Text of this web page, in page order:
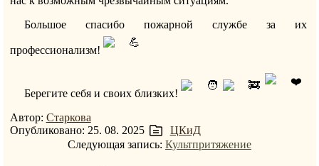
Большое спасибо пожарной службе за их
профессионализм!
Берегите себя и своих близких!
Автор: Старкова
Опубликовано: 25. 08. 2025
ЦКиД
Следующая запись: Культпритяжение